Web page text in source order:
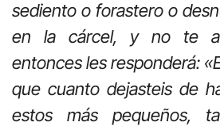
sediento o forastero o
en la cárcel, y no te
entonces les responderá:
que cuanto dejasteis de
estos más pequeños,